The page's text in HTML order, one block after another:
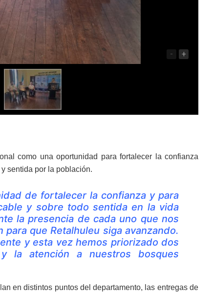
- +
como una oportunidad para fortalecer la confianza
sentida por la población.
de fortalecer la confianza y para
y sobre todo sentida en la vida
la presencia de cada uno que nos
que Retalhuleu siga avanzando.
y esta vez hemos priorizado dos
la atención a nuestros bosques
en distintos puntos del departamento, las entregas de